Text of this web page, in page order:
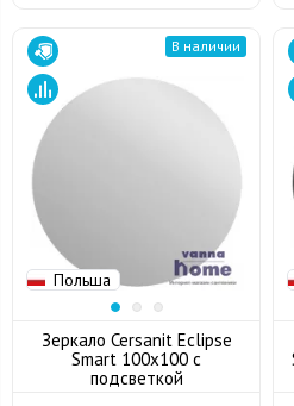
Польша
В наличии
Зеркало Cersanit Eclipse
Smart 100x100 с
подсветкой